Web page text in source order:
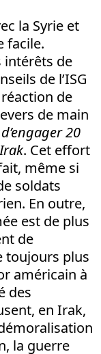
la Syrie et
facile.
intérêts de
de l’ISG
de
de main
d’engager 20
. Cet effort
même si
soldats
En outre,
est de plus
de
toujours plus
américain à
des
en Irak,
la guerre